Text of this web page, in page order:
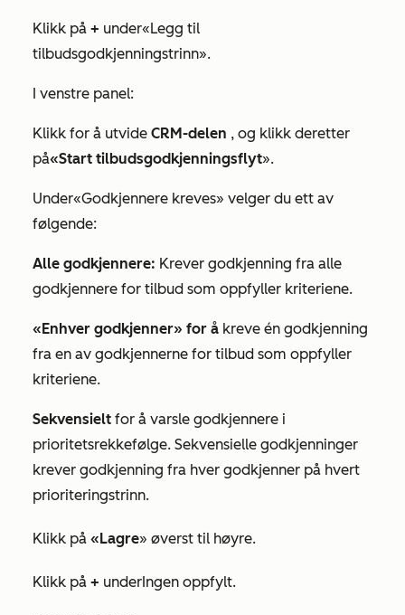
Klikk på + under«Legg til
tilbudsgodkjenningstrinn».
I venstre panel:
Klikk for å utvide CRM-delen , og klikk deretter
på«Start tilbudsgodkjenningsflyt».
Under«Godkjennere kreves» velger du ett av
følgende:
Alle godkjennere: Krever godkjenning fra alle
godkjennere for tilbud som oppfyller kriteriene.
«Enhver godkjenner» for å kreve én godkjenning
fra en av godkjennerne for tilbud som oppfyller
kriteriene.
Sekvensielt for å varsle godkjennere i
prioritetsrekkefølge. Sekvensielle godkjenninger
krever godkjenning fra hver godkjenner på hvert
prioriteringstrinn.
Klikk på «Lagre» øverst til høyre.
Klikk på + underIngen oppfylt.